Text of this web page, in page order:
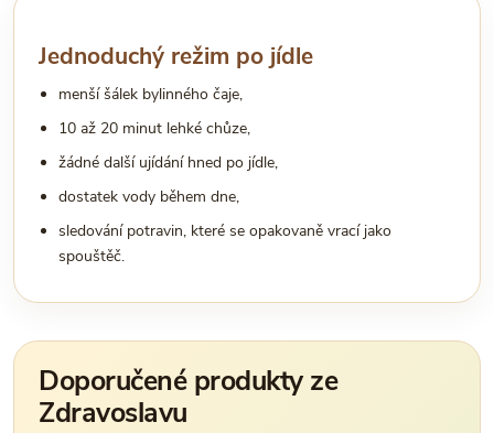
Jednoduchý režim po jídle
menší šálek bylinného čaje,
10 až 20 minut lehké chůze,
žádné další ujídání hned po jídle,
dostatek vody během dne,
sledování potravin, které se opakovaně vrací jako
spouštěč.
Doporučené produkty ze
Zdravoslavu